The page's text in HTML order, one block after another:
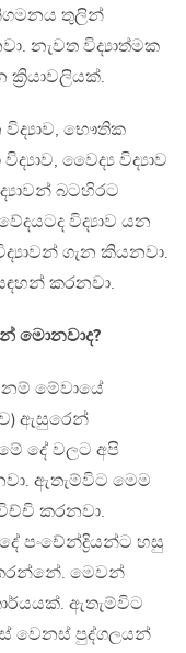
තුලින්
නැවත විද්‍යාත්මක
විද්‍යාව, භෞතික
විද්‍යාව, වෛද්‍ය විද්‍යාව
බටහිරට
විද්‍යාව යන
ගැන කියනවා.
කරනවා.
මොනවාද?
මේවායේ
ඇසුරෙන්
දේ වලට අපි
ඇතැම්විට මෙම
කරනවා.
පංචේන්ද්‍රියන්ට හසු
මෙවන්
ඇතැම්විට
වෙනස් පුද්ගලයන්